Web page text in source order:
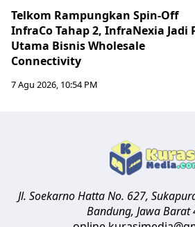
Telkom Rampungkan Spin-Off
InfraCo Tahap 2, InfraNexia Jadi
Utama Bisnis Wholesale
Connectivity
7 Agu 2026, 10:54 PM
Jl. Soekarno Hatta No. 627,
Bandung, Jawa Barat